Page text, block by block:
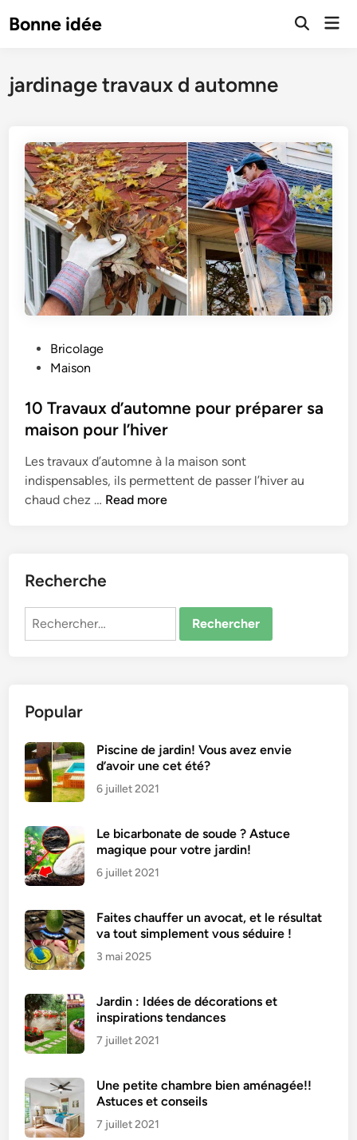
toBonne idée
Open
jardinage travaux d automne
t
e
i
n
Bricolage
Maison
10 Travaux d’automne pour préparer sa
maison pour l’hiver
Les travaux d’automne à la maison sont
indispensables, ils permettent de passer l’hiver au
chaud chez … 1
a
u
t
o
m
p
u
p
r
é
a
r
e
a
a
Read more
Recherche
Rechercher :
Popular
Piscine de jardin! Vous avez envie
d’avoir une cet été?
6 juillet 2021
Le bicarbonate de soude ? Astuce
magique pour votre jardin!
6 juillet 2021
Faites chauffer un avocat, et le résultat
va tout simplement vous séduire !
3 mai 2025
Jardin : Idées de décorations et
inspirations tendances
7 juillet 2021
Une petite chambre bien aménagée!!
Astuces et conseils
7 juillet 2021